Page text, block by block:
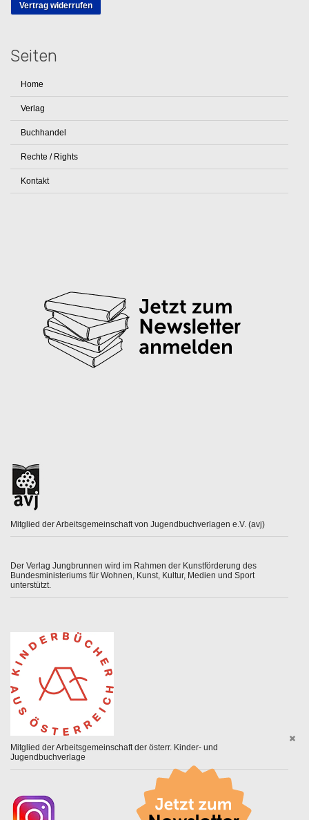
Vertrag widerrufen
Seiten
Home
Verlag
Buchhandel
Rechte / Rights
Kontakt
Mitglied der Arbeitsgemeinschaft von Jugendbuchverlagen e.V. (avj)
Der Verlag Jungbrunnen wird im Rahmen der Kunstförderung des
Bundesministeriums für Wohnen, Kunst, Kultur, Medien und Sport
unterstützt.
Mitglied der Arbeitsgemeinschaft der österr. Kinder- und
Jugendbuchverlage